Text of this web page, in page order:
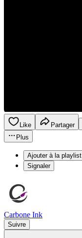
Like Partager
Plus
Ajouter à la playlist
Signaler
Carbone Ink
Suivre